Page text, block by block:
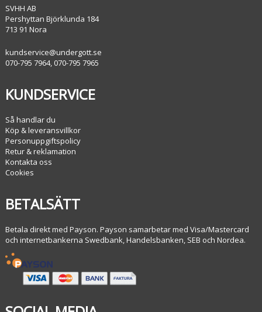
SVHH AB
Pershyttan Björklunda 184
713 91 Nora
kundservice@undergott.se
070-795 7964, 070-795 7965
KUNDSERVICE
Så handlar du
Köp & leveransvillkor
Personuppgiftspolicy
Retur & reklamation
Kontakta oss
Cookies
BETALSÄTT
Betala direkt med Payson. Payson samarbetar med Visa/Mastercard
och internetbankerna Swedbank, Handelsbanken, SEB och Nordea.